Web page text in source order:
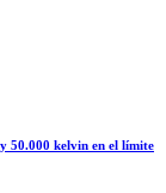
50.000 kelvin en el límite